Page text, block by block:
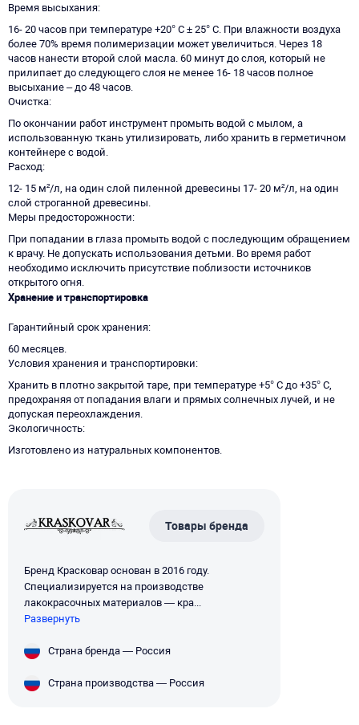
Время высыхания
16- 20 часов при температуре +20° C ± 25° C. При влажности воздуха
более 70% время полимеризации может увеличиться. Через 18
часов нанести второй слой масла. 60 минут до слоя, который не
прилипает до следующего слоя не менее 16- 18 часов полное
высыхание – до 48 часов.
Очистка
По окончании работ инструмент промыть водой с мылом, а
использованную ткань утилизировать, либо хранить в герметичном
контейнере с водой.
Расход
12- 15 м²/л, на один слой пиленной древесины 17- 20 м²/л, на один
слой строганной древесины.
Меры предосторожности
При попадании в глаза промыть водой с последующим обращением
к врачу. Не допускать использования детьми. Во время работ
необходимо исключить присутствие поблизости источников
открытого огня.
Хранение и транспортировка
Гарантийный срок хранения
60 месяцев.
Условия хранения и транспортировки
Хранить в плотно закрытой таре, при температуре +5° C до +35° C,
предохраняя от попадания влаги и прямых солнечных лучей, и не
допуская переохлаждения.
Экологичность
Изготовлено из натуральных компонентов.
Товары бренда
Бренд Красковар основан в 2016 году.
Специализируется на производстве
лакокрасочных материалов — кра...
Развернуть
Страна бренда — Россия
Страна производства — Россия